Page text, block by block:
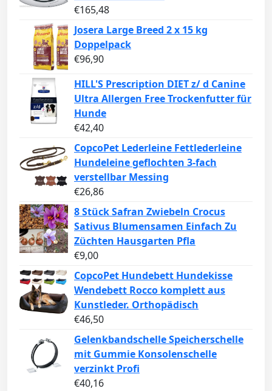
€165,48
Josera Large Breed 2 x 15 kg
Doppelpack
€96,90
HILL'S Prescription DIET z/ d Canine
Ultra Allergen Free Trockenfutter für
Hunde
€42,40
CopcoPet Lederleine Fettlederleine
Hundeleine geflochten 3-fach
verstellbar Messing
€26,86
8 Stück Safran Zwiebeln Crocus
Sativus Blumensamen Einfach Zu
Züchten Hausgarten Pfla
€9,00
CopcoPet Hundebett Hundekisse
Wendebett Rocco komplett aus
Kunstleder. Orthopädisch
€46,50
Gelenkbandschelle Speicherschelle
mit Gummie Konsolenschelle
verzinkt Profi
€40,16